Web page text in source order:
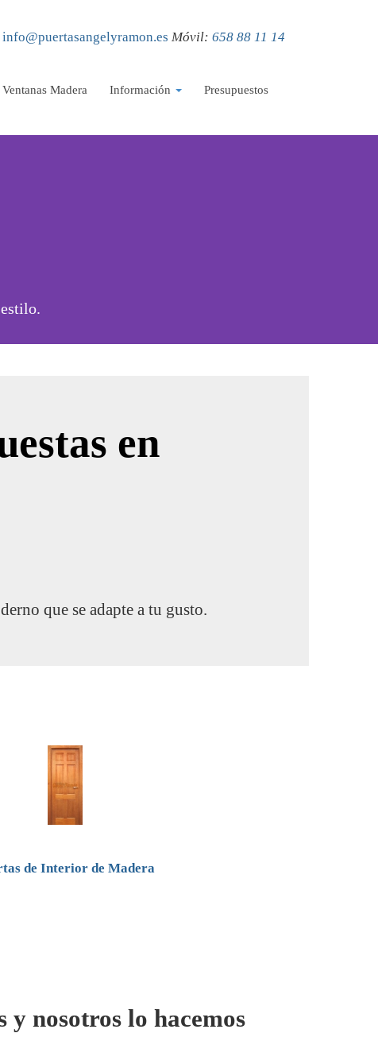
info@puertasangelyramon.es Móvil: 658 88 11 14
Ventanas Madera Información Presupuestos
en
que se adapte a tu gusto.
de Interior de Madera
y nosotros lo hacemos